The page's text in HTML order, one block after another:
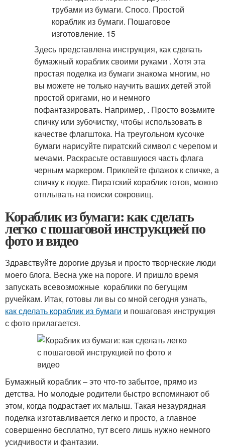
Здесь представлена инструкция, как сделать
бумажный кораблик своими руками . Хотя эта
простая поделка из бумаги знакома многим, но
вы можете не только научить ваших детей этой
простой оригами, но и немного
пофантазировать. Например, . Просто возьмите
спичку или зубочистку, чтобы использовать в
качестве флагштока. На треугольном кусочке
бумаги нарисуйте пиратский символ с черепом и
мечами. Раскрасьте оставшуюся часть флага
черным маркером. Приклейте флажок к спичке, а
спичку к лодке. Пиратский кораблик готов, можно
отплывать на поиски сокровищ.
Кораблик из бумаги: как сделать
легко с пошаговой инструкцией по
фото и видео
Здравствуйте дорогие друзья и просто творческие люди
моего блога. Весна уже на пороге. И пришло время
запускать всевозможные кораблики по бегущим
ручейкам. Итак, готовы ли вы со мной сегодня узнать,
как сделать кораблик из бумаги и пошаговая инструкция
с фото прилагается.
Бумажный кораблик – это что-то забытое, прямо из
детства. Но молодые родители быстро вспоминают об
этом, когда подрастает их малыш. Такая незаурядная
поделка изготавливается легко и просто, а главное
совершенно бесплатно, тут всего лишь нужно немного
усидчивости и фантазии.